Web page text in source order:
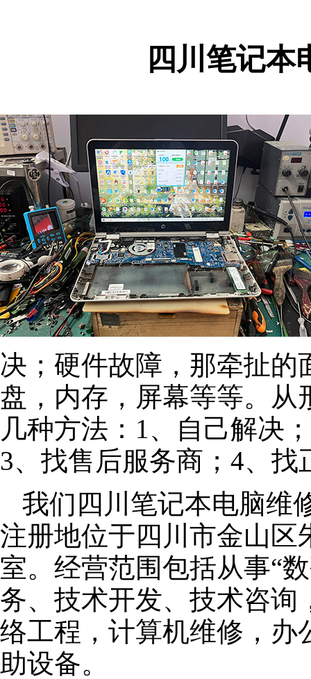
四川笔记本
决；硬件故障，那牵扯的
盘，内存，屏幕等等。从
几种方法：1、自己解决
3、找售后服务商；4、找
我们四川笔记本电脑维
注册地位于四川市金山区
室。经营范围包括从事“
务、技术开发、技术咨询
络工程，计算机维修，办
助设备。